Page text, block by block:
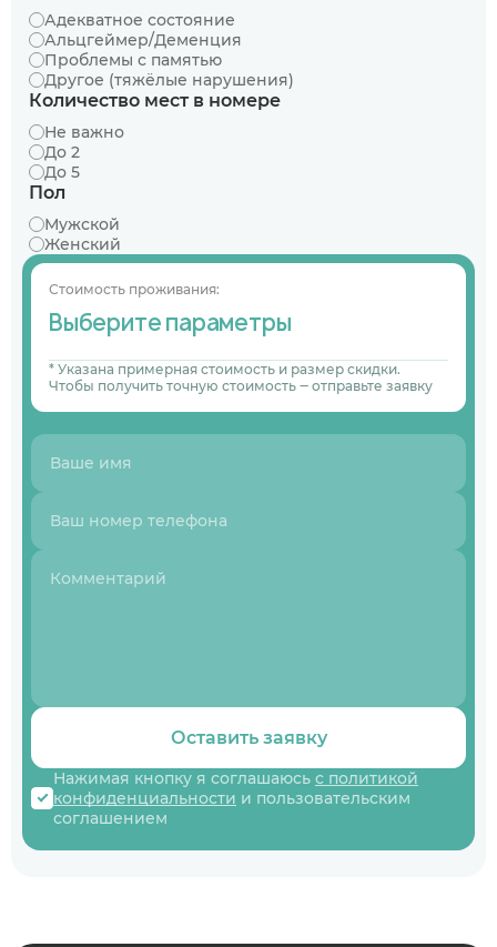
Адекватное состояние
Альцгеймер/Деменция
Проблемы с памятью
Другое (тяжёлые нарушения)
Количество мест в номере
Не важно
До 2
До 5
Пол
Мужской
Женский
Стоимость проживания:
Выберите параметры
* Указана примерная стоимость и размер скидки.
Чтобы получить точную стоимость ‒ отправьте заявку
Оставить заявку
Нажимая кнопку я соглашаюсь с политикой
конфиденциальности и пользовательским
соглашением